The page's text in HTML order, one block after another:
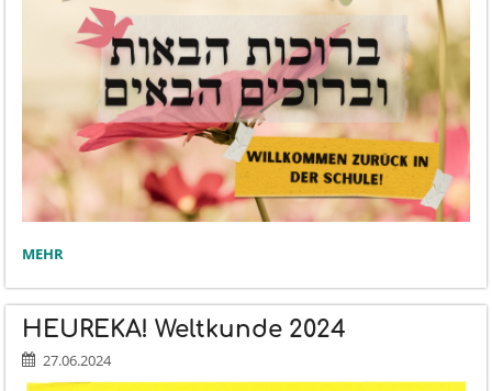
WILLKOMMEN
NEUEN
SCHULJAHR!:
MEHR
HEUREKA! Weltkunde 2024
27.06.2024